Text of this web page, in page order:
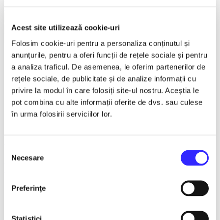
Acest site utilizează cookie-uri
Folosim cookie-uri pentru a personaliza conținutul și
anunțurile, pentru a oferi funcții de rețele sociale și pentru
a analiza traficul. De asemenea, le oferim partenerilor de
rețele sociale, de publicitate și de analize informații cu
privire la modul în care folosiți site-ul nostru. Aceștia le
pot combina cu alte informații oferite de dvs. sau culese
în urma folosirii serviciilor lor.
consimțământului
Necesare
Preferinţe
Statistici
Vezi mai puțin
RASPUTIN - Galati
1 Feb - 31 Mar 2027
ora 19:00
Teatru
Detalii eveniment